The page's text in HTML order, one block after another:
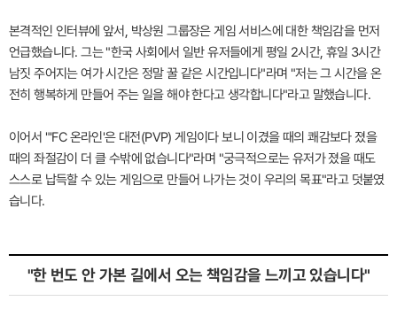
본격적인 인터뷰에 앞서, 박상원 그룹장은 게임 서비스에 대한 책임감을 먼저
언급했습니다. 그는 "한국 사회에서 일반 유저들에게 평일 2시간, 휴일 3시간
남짓 주어지는 여가 시간은 정말 꿀 같은 시간입니다"라며 "저는 그 시간을 온
전히 행복하게 만들어 주는 일을 해야 한다고 생각합니다"라고 말했습니다.
이어서 "'FC 온라인'은 대전(PVP) 게임이다 보니 이겼을 때의 쾌감보다 졌을
때의 좌절감이 더 클 수밖에 없습니다"라며 "궁극적으로는 유저가 졌을 때도
스스로 납득할 수 있는 게임으로 만들어 나가는 것이 우리의 목표"라고 덧붙였
습니다.
"한 번도 안 가본 길에서 오는 책임감을 느끼고 있습니다"